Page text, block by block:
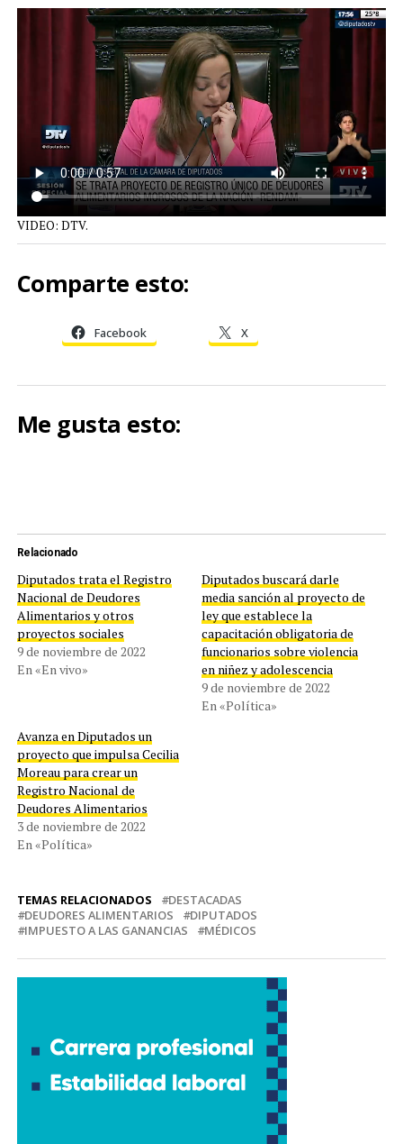
VIDEO: DTV.
Comparte esto:
Facebook X
Me gusta esto:
Relacionado
Diputados trata el Registro
Nacional de Deudores
Alimentarios y otros
proyectos sociales
9 de noviembre de 2022
En «En vivo»
Diputados buscará darle
media sanción al proyecto de
ley que establece la
capacitación obligatoria de
funcionarios sobre violencia
en niñez y adolescencia
9 de noviembre de 2022
En «Política»
Avanza en Diputados un
proyecto que impulsa Cecilia
Moreau para crear un
Registro Nacional de
Deudores Alimentarios
3 de noviembre de 2022
En «Política»
TEMAS RELACIONADOS
DESTACADAS
DEUDORES ALIMENTARIOS
DIPUTADOS
IMPUESTO A LAS GANANCIAS
MÉDICOS